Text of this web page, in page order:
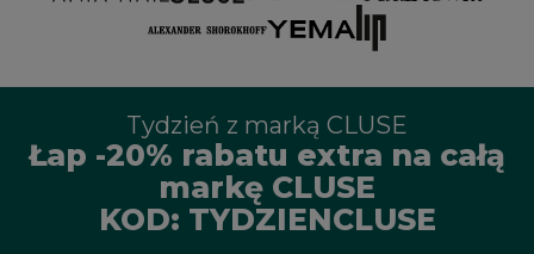
Tydzień z marką CLUSE
Łap -20% rabatu extra na całą
markę CLUSE
KOD: TYDZIENCLUSE